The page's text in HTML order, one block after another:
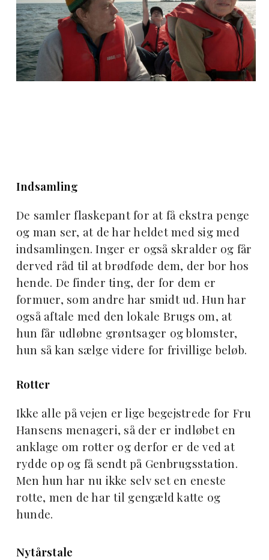
Indsamling
De samler flaskepant for at få ekstra penge
og man ser, at de har heldet med sig med
indsamlingen. Inger er også skralder og får
derved råd til at brødføde dem, der bor hos
hende. De finder ting, der for dem er
formuer, som andre har smidt ud. Hun har
også aftale med den lokale Brugs om, at
hun får udløbne grøntsager og blomster,
hun så kan sælge videre for frivillige beløb.
Rotter
Ikke alle på vejen er lige begejstrede for Fru
Hansens menageri, så der er indløbet en
anklage om rotter og derfor er de ved at
rydde op og få sendt på Genbrugsstation.
Men hun har nu ikke selv set en eneste
rotte, men de har til gengæld katte og
hunde.
Nytårstale